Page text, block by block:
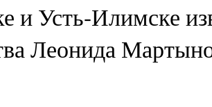
и Усть-Илимске
Леонида